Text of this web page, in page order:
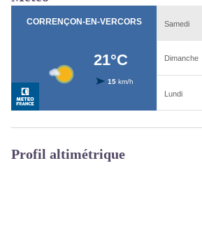
Profil altimétrique